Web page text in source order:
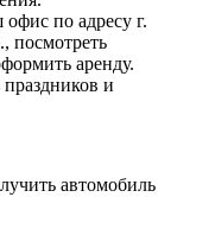
по адресу г.
посмотреть
аренду.
и
автомобиль